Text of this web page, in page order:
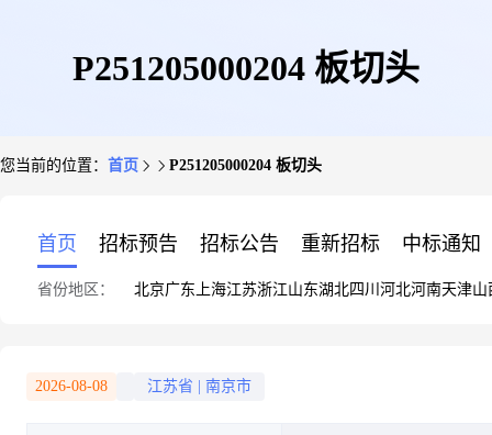
P251205000204 板切头
您当前的位置： 首页 P251205000204 板切头
首页 招标预告 招标公告 重新招标 中标通知
省份地区： 北京广东 上海江苏浙江山东湖北四川 河北河南天津山
2026-08-08 江苏省 南京市